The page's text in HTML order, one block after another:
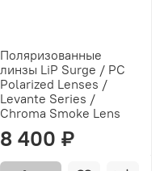
Поляризованные
линзы LiP Surge / PC
Polarized Lenses /
Levante Series /
Chroma Smoke Lens
8 400 ₽